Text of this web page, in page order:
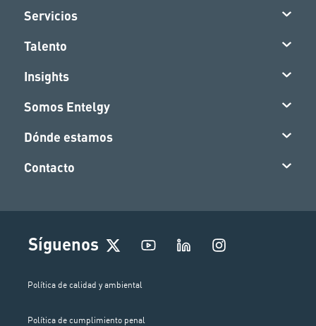
Servicios
Talento
Insights
Somos Entelgy
Dónde estamos
Contacto
Síguenos
I
n
Política de calidad y ambiental
Política de cumplimiento penal